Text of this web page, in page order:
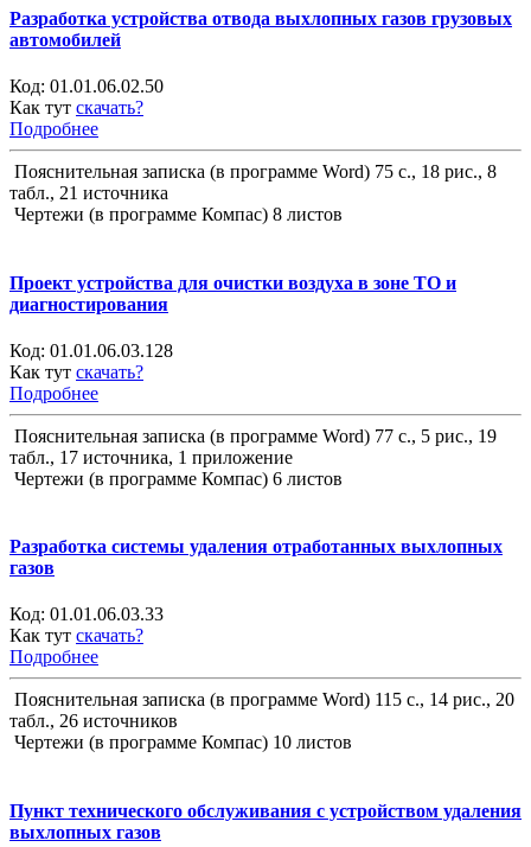
Разработка устройства отвода выхлопных газов грузовых
автомобилей
Код: 01.01.06.02.50
Как тут скачать?
Подробнее
Пояснительная записка (в программе Word) 75 с., 18 рис., 8
табл., 21 источника
Чертежи (в программе Компас) 8 листов
Проект устройства для очистки воздуха в зоне ТО и
диагностирования
Код: 01.01.06.03.128
Как тут скачать?
Подробнее
Пояснительная записка (в программе Word) 77 с., 5 рис., 19
табл., 17 источника, 1 приложение
Чертежи (в программе Компас) 6 листов
Разработка системы удаления отработанных выхлопных
газов
Код: 01.01.06.03.33
Как тут скачать?
Подробнее
Пояснительная записка (в программе Word) 115 с., 14 рис., 20
табл., 26 источников
Чертежи (в программе Компас) 10 листов
Пункт технического обслуживания с устройством удаления
выхлопных газов